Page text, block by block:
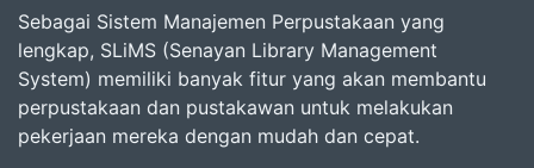
Sebagai Sistem Manajemen Perpustakaan yang
lengkap, SLiMS (Senayan Library Management
System) memiliki banyak fitur yang akan membantu
perpustakaan dan pustakawan untuk melakukan
pekerjaan mereka dengan mudah dan cepat.